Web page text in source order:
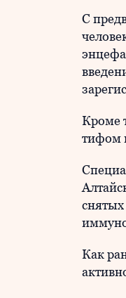
С
Кроме
тифом
Как